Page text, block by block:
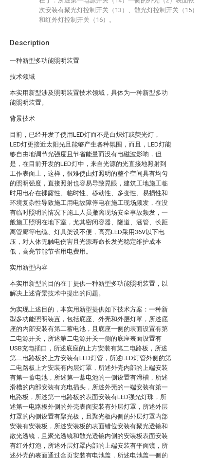
Description
一种新型多功能照明装置
技术领域
本实用新型涉及照明装置技术领域，具体为一种新型多功
能照明装置。
背景技术
目前，已经开发了使用LED灯而不是白炽灯或荧光灯，
LED灯更接近太阳光且能够产生各种氛围，而且，LED灯能
够自由地调节光强度且节省能量而没有电磁波影响，但
是，在目前开发的LED灯中，来自光源的光直接地照射到
工作表面上，这样，很难使由灯照明的整个空间具有均匀
的照明强度，直接照射也容易导致晃眼，建筑工地施工临
时用电存在裸露性、临时性、移动性、多变性、易损性和
环境复杂性导致施工用电故障停电在施工现场频发，在没
有临时照明的情况下施工人员撤离现场安全事故频发，一
般施工照明在地下室，尤其密闭容器、隧道、涵管、长距
离管廊等电缆、灯具架设不便，高亮LED采用36V以下电
压，对人体无触电伤害且光源寿命长发光稳定维护成本
低，高亮节能节省用电费用。
实用新型内容
本实用新型的目的在于提供一种新型多功能照明装置，以
解决上述背景技术中提出的问题。
为实现上述目的，本实用新型提供如下技术方案：一种新
型多功能照明装置，包括底座、外壳和外层灯罩，所述底
座的内部安装有第二蓄电池，且底座一侧的表面设置有第
二电源开关，所述第二电源开关一侧的底座表面设置有
USB充电插口，所述底座的上方安装有第二电路板，所述
第二电路板的上方安装有LED灯管，所述LED灯管外侧的第
二电路板上方安装有内层灯罩，所述外壳内部的上端安装
有第一蓄电池，所述第一蓄电池的一侧设置有滑槽，所述
滑槽的内部安装有充电插头，所述外壳的一端安装有第一
电路板，所述第一电路板的表面安装有LED强光灯珠，所
述第一电路板外侧的外壳表面安装有外层灯罩，所述外层
灯罩的内侧设置有聚光板，且聚光板内侧的外层灯罩内部
安装有安装板，所述安装板的表面错位安装有聚光透镜和
散光透镜，且聚光透镜和散光透镜内侧的安装板表面安装
有红外灯泡，所述外层灯罩内部的上端安装有平面镜，所
述外壳的表面通过合页安装有电池盖，所述电池盖一侧的
次安装有聚光灯控制开关（13）、散光灯控制开关（15）
和红外灯控制开关（16）。